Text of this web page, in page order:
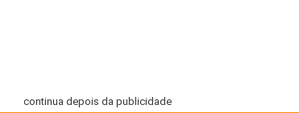
continua depois da publicidade